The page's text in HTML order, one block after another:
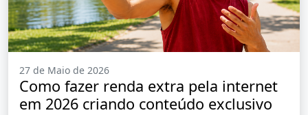
27 de Maio de 2026
Como fazer renda extra pela internet
em 2026 criando conteúdo exclusivo